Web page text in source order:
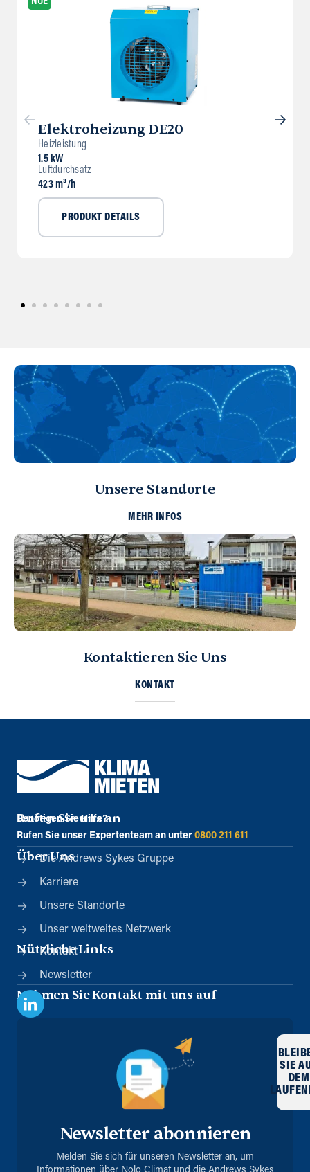
Elektroheizung DE20
Heizleistung
1.5 kW
Luftdurchsatz
423 m³/h
PRODUKT DETAILS
Unsere Standorte
MEHR INFOS
Kontaktieren Sie Uns
KONTAKT
Rufen Sie uns an
Benötigen Sie Hilfe?
Rufen Sie unser Expertenteam an unter 0800 211 611
Über Uns
Die Andrews Sykes Gruppe
Karriere
Unsere Standorte
Unser weltweites Netzwerk
Nützliche Links
Kontakt
Newsletter
Nehmen Sie Kontakt mit uns auf
Newsletter abonnieren
Melden Sie sich für unseren Newsletter an, um
SIE
DEM